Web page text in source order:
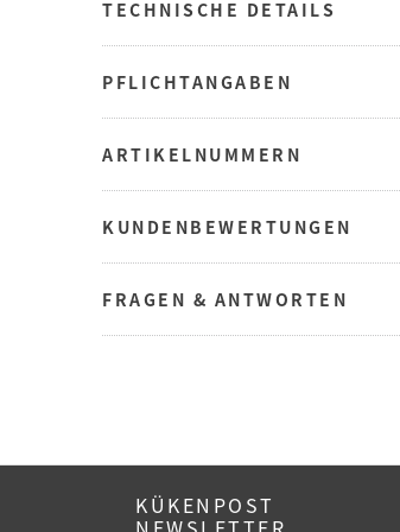
TECHNISCHE DETAILS
PFLICHTANGABEN
ARTIKELNUMMERN
KUNDENBEWERTUNGEN
FRAGEN & ANTWORTEN
KÜKENPOST